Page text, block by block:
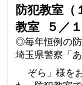
防犯教室（
教室 ５／１
◎毎年恒例の防
埼玉県警察「
ぞら」様を